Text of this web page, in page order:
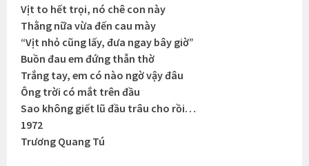
Vịt to hết trọi, nó chê con này
Thằng nữa vừa đến cau mày
“Vịt nhỏ cũng lấy, đưa ngay bây giờ”
Buồn đau em đứng thẫn thờ
Trắng tay, em có nào ngờ vậy đâu
Ông trời có mắt trên đầu
Sao không giết lũ đầu trâu cho rồi…
1972
Trương Quang Tú